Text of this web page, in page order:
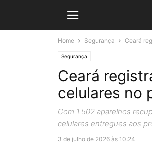
Home Segurança Ceará
Segurança
Ceará
celulares no
Com 1.502 aparelhos
celulares entregues aos
3 de julho de 2026 às 10:24